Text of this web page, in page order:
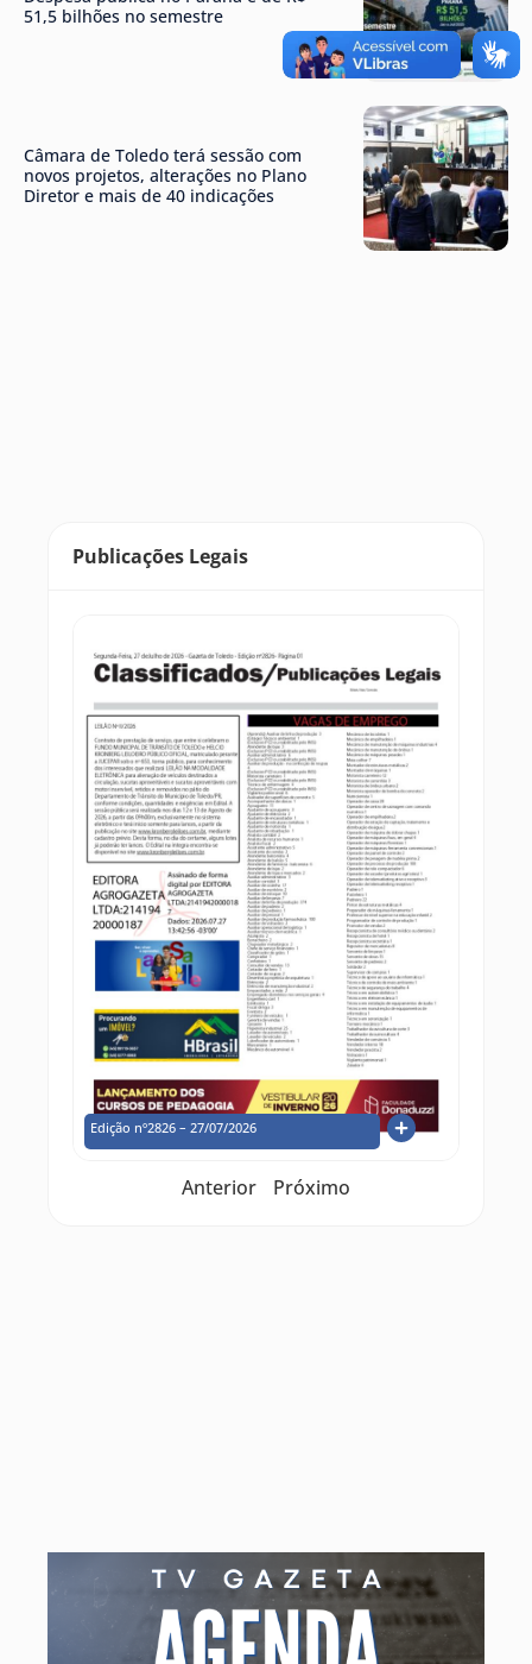
51,5 bilhões no semestre
Câmara de Toledo terá sessão com
novos projetos, alterações no Plano
Diretor e mais de 40 indicações
Publicações Legais
Edição nº2826 – 27/07/2026
Anterior Próximo